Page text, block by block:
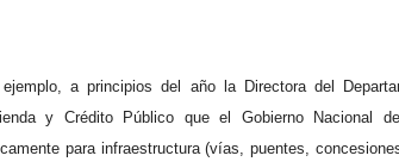
ejemplo, a principios del año la Directora del
y Crédito Público que el Gobierno Nacional
para infraestructura (vías, puentes,